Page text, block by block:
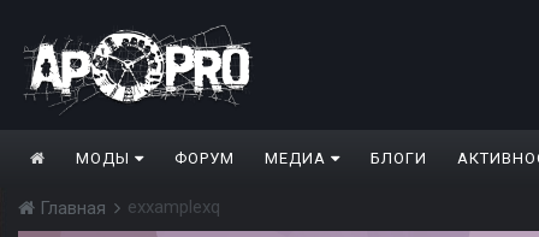
МОДЫ ФОРУМ МЕДИА БЛОГИ
Главная exxamplexq